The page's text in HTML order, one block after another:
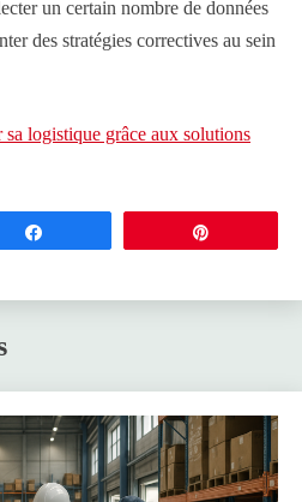
un certain nombre de données
des stratégies correctives au sein
sa logistique grâce aux solutions